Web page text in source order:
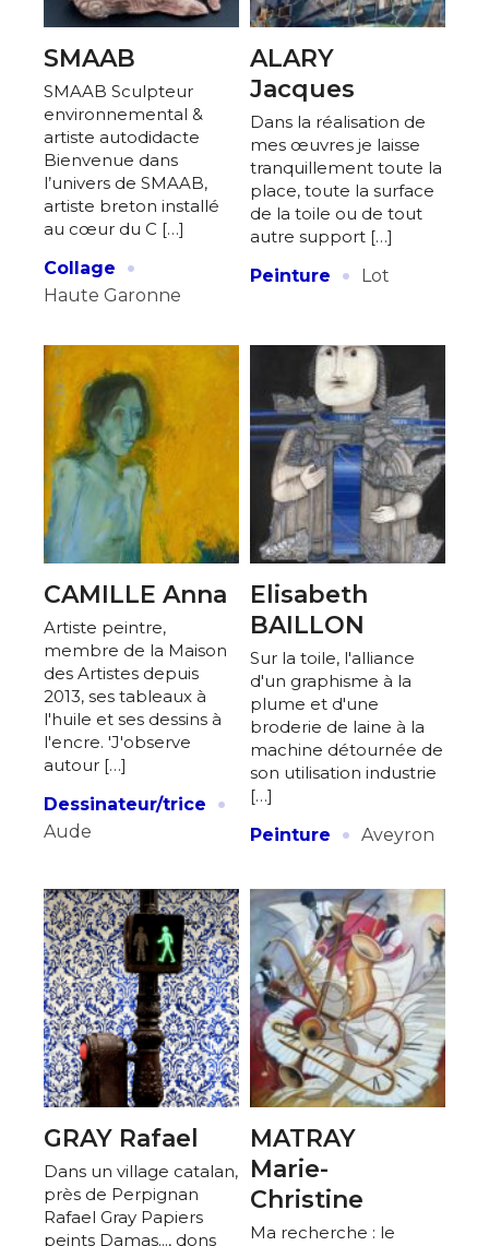
SMAAB
SMAAB Sculpteur
environnemental &
artiste autodidacte
Bienvenue dans
l’univers de SMAAB,
artiste breton installé
au cœur du C […]
Collage
·
Haute Garonne
ALARY
Jacques
Dans la réalisation de
mes œuvres je laisse
tranquillement toute la
place, toute la surface
de la toile ou de tout
autre support […]
Peinture
· Lot
CAMILLE Anna
Artiste peintre,
membre de la Maison
des Artistes depuis
2013, ses tableaux à
l'huile et ses dessins à
l'encre. 'J'observe
autour […]
Dessinateur/trice
·
Aude
Elisabeth
BAILLON
Sur la toile, l'alliance
d'un graphisme à la
plume et d'une
broderie de laine à la
machine détournée de
son utilisation industrie
[…]
Peinture
· Aveyron
GRAY Rafael
Dans un village catalan,
près de Perpignan
Rafael Gray Papiers
peints Damas..., dons
MATRAY
Marie-
Christine
Ma recherche : le